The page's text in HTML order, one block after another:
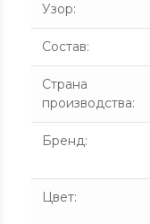
Узор:
Состав:
Страна
производства:
Бренд:
Цвет: